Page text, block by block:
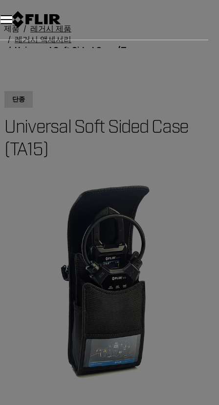
제품
레거시 제품
레거시 액세서리
Universal Soft Sided Case (TA15)
단종
Universal Soft Sided Case
(TA15)